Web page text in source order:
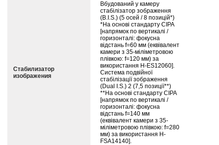
Стабилизатор
изображения
Вбудований у камеру
стабілізатор зображення
(B.I.S.) (5 осей / 8 позицій*)
*На основі стандарту CIPA
[напрямок по вертикалі /
горизонталі: фокусна
відстань f=60 мм (еквівалент
камери з 35-міліметровою
плівкою: f=120 мм) за
використання H-ES12060].
Система подвійної
стабілізації зображення
(Dual I.S.) 2 (7,5 позиції**)
**На основі стандарту CIPA
[напрямок по вертикалі /
горизонталі: фокусна
відстань f=140 мм
(еквівалент камери з 35-
міліметровою плівкою: f=280
мм) за використання H-
FSA14140].